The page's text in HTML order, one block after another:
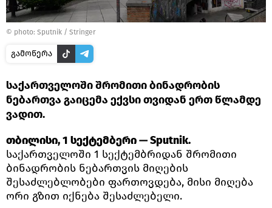
© photo: Sputnik / Stringer
გამოწერა
საქართველოში შრომითი ბინადრობის
ნებართვა გაიცემა ექვსი თვიდან ერთ წლამდე
ვადით.
თბილისი, 1 სექტემბერი — Sputnik.
საქართველოში 1 სექტემბრიდან შრომითი
ბინადრობის ნებართვის მიღების
შესაძლებლობები ფართოვდება, მისი მიღება
ორი გზით იქნება შესაძლებელი.